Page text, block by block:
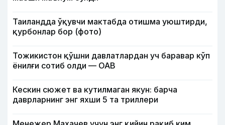
Таиландда ўқувчи мактабда отишма уюштирди,
қурбонлар бор (фото)
Тожикистон қўшни давлатлардан уч баравар кўп
ёнилғи сотиб олди — ОАВ
Кескин сюжет ва кутилмаган якун: барча
даврларнинг энг яхши 5 та триллери